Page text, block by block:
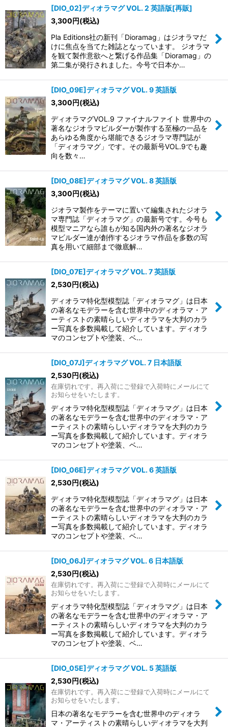
[DIO_02]ディオラマグ VOL. 2 英語版[再販]
3,300円(税込)
Pla Editions社の新刊「Dioramag」はジオラマだ
けに焦点を当てた雑誌となっています。 ジオラマ
を観て製作意欲へと繋げる作品集「Dioramag」の
第二集が発行されました。今号で日本か…
[DIO_09E]ディオラマグ VOL. 9 英語版
3,300円(税込)
ディオラマグVOL.9 ファイナルファイト 世界中の
著名なジオラマビルダーが製作する至極の一品を
あらゆる角度から堪能できるジオラマ専門誌が
「ディオラマグ」です。その最新号VOL.9でも趣
向を数々…
[DIO_08E]ディオラマグ VOL. 8 英語版
3,300円(税込)
ジオラマ製作をテーマに置いて編集されたジオラ
マ専門誌「ディオラマグ」の最新号です。今号も
模型マニアなら誰もが知る国内外の著名なジオラ
マビルダー達が創作するジオラマ作品を多数の写
真を用いて細部まで徹底解…
[DIO_07E]ディオラマグ VOL. 7 英語版
2,530円(税込)
ディオラマ特化型模型誌「ディオラマグ」は日本
の著名なモデラーを含む世界中のディオラマ・ア
ーティストの素晴らしいディオラマを大判のカラ
ー写真を多数掲載して紹介しています。ディオラ
マのコンセプトや塗装、ベ…
[DIO_07J]ディオラマグ VOL. 7 日本語版
2,530円(税込)
在庫切れです。再入荷にご登録で入荷時にメールにて
お知らせをいたします。
ディオラマ特化型模型誌「ディオラマグ」は日本
の著名なモデラーを含む世界中のディオラマ・ア
ーティストの素晴らしいディオラマを大判のカラ
ー写真を多数掲載して紹介しています。ディオラ
マのコンセプトや塗装、ベ…
[DIO_06E]ディオラマグ VOL. 6 英語版
2,530円(税込)
ディオラマ特化型模型誌「ディオラマグ」は日本
の著名なモデラーを含む世界中のディオラマ・ア
ーティストの素晴らしいディオラマを大判のカラ
ー写真を多数掲載して紹介しています。ディオラ
マのコンセプトや塗装、ベ…
[DIO_06J]ディオラマグ VOL. 6 日本語版
2,530円(税込)
在庫切れです。再入荷にご登録で入荷時にメールにて
お知らせをいたします。
ディオラマ特化型模型誌「ディオラマグ」は日本
の著名なモデラーを含む世界中のディオラマ・ア
ーティストの素晴らしいディオラマを大判のカラ
ー写真を多数掲載して紹介しています。ディオラ
マのコンセプトや塗装、ベ…
[DIO_05E]ディオラマグ VOL. 5 英語版
2,530円(税込)
在庫切れです。再入荷にご登録で入荷時にメールにて
お知らせをいたします。
日本の著名なモデラーを含む世界中のディオラ
マ・アーティストの素晴らしいディオラマを大判